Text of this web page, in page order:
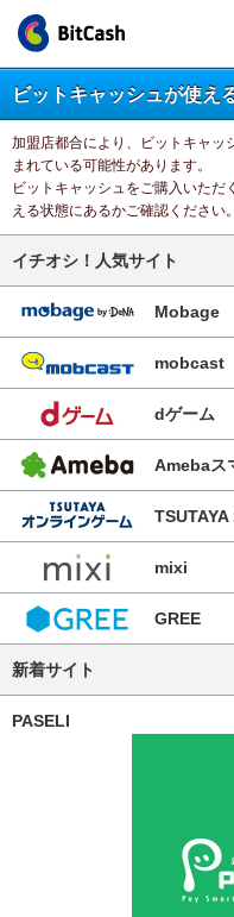
ビットキャッシュが使え
加盟店都合により、ビットキャッ
まれている可能性があります。
ビットキャッシュをご購入いただ
える状態にあるかご確認ください。
イチオシ！人気サイト
Mobage
mobcast
dゲーム
Amebaス
mixi
GREE
新着サイト
PASELI